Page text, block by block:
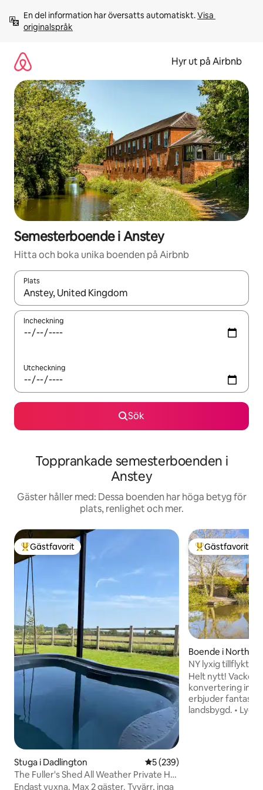
innehåll
En del information har översatts automatiskt. Visa
originalspråk
Hyr ut på Airbnb
Semesterboende i Anstey
Hitta och boka unika boenden på Airbnb
Plats
När resultaten är tillgängliga kan du navigera med upp- och
Incheckning
Utcheckning
Sök
Topprankade semesterboenden i
Anstey
Gäster håller med: Dessa boenden har höga betyg för
plats, renlighet och mer.
Populär gästfavorit
Gästfavorit
Stuga i Dadlington 5 av 5 i genomsnittligt
5 (239)
The Fuller's Shed All Weather Private Hot
Tub
Endast vuxna. Max 2 gäster. Tyvärr, inga
Populär
Gästfavorit
Boende i
NY lyxig
fantastisk utsikt
Helt nytt! Vacker lyxig stabil
konvertering
erbjuder
landsbygd. • Lycksaligt lugn • Enkel